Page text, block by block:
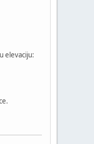
elevaciju: